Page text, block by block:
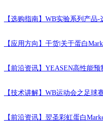
【选购指南】 WB实验系列产品-
【应用方向】 干货|关于蛋白
【前沿资讯】 YEASEN高性能预
【技术讲解】 WB运动会之足球
【前沿资讯】 翌圣彩虹蛋白